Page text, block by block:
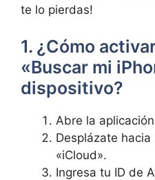
te⁤ lo pierdas! ⁢
1. ¿Cómo⁤
«Buscar mi
dispositivo?
Abre la
Desplázate
«iCloud».
Ingresa tu ID ⁣de